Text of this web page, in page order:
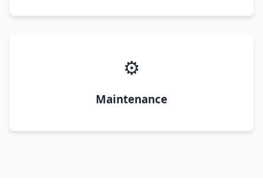
⚙️
Maintenance